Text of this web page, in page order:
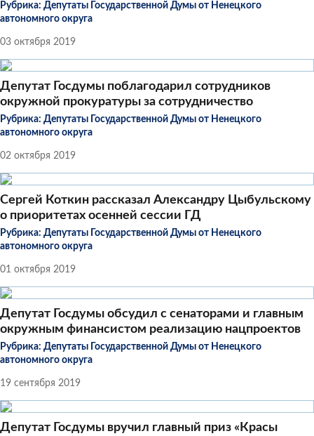
Рубрика: Депутаты Государственной Думы от Ненецкого
автономного округа
03 октября 2019
Депутат Госдумы поблагодарил сотрудников
окружной прокуратуры за сотрудничество
Рубрика: Депутаты Государственной Думы от Ненецкого
автономного округа
02 октября 2019
Сергей Коткин рассказал Александру Цыбульскому
о приоритетах осенней сессии ГД
Рубрика: Депутаты Государственной Думы от Ненецкого
автономного округа
01 октября 2019
Депутат Госдумы обсудил с сенаторами и главным
окружным финансистом реализацию нацпроектов
Рубрика: Депутаты Государственной Думы от Ненецкого
автономного округа
19 сентября 2019
Депутат Госдумы вручил главный приз «Красы